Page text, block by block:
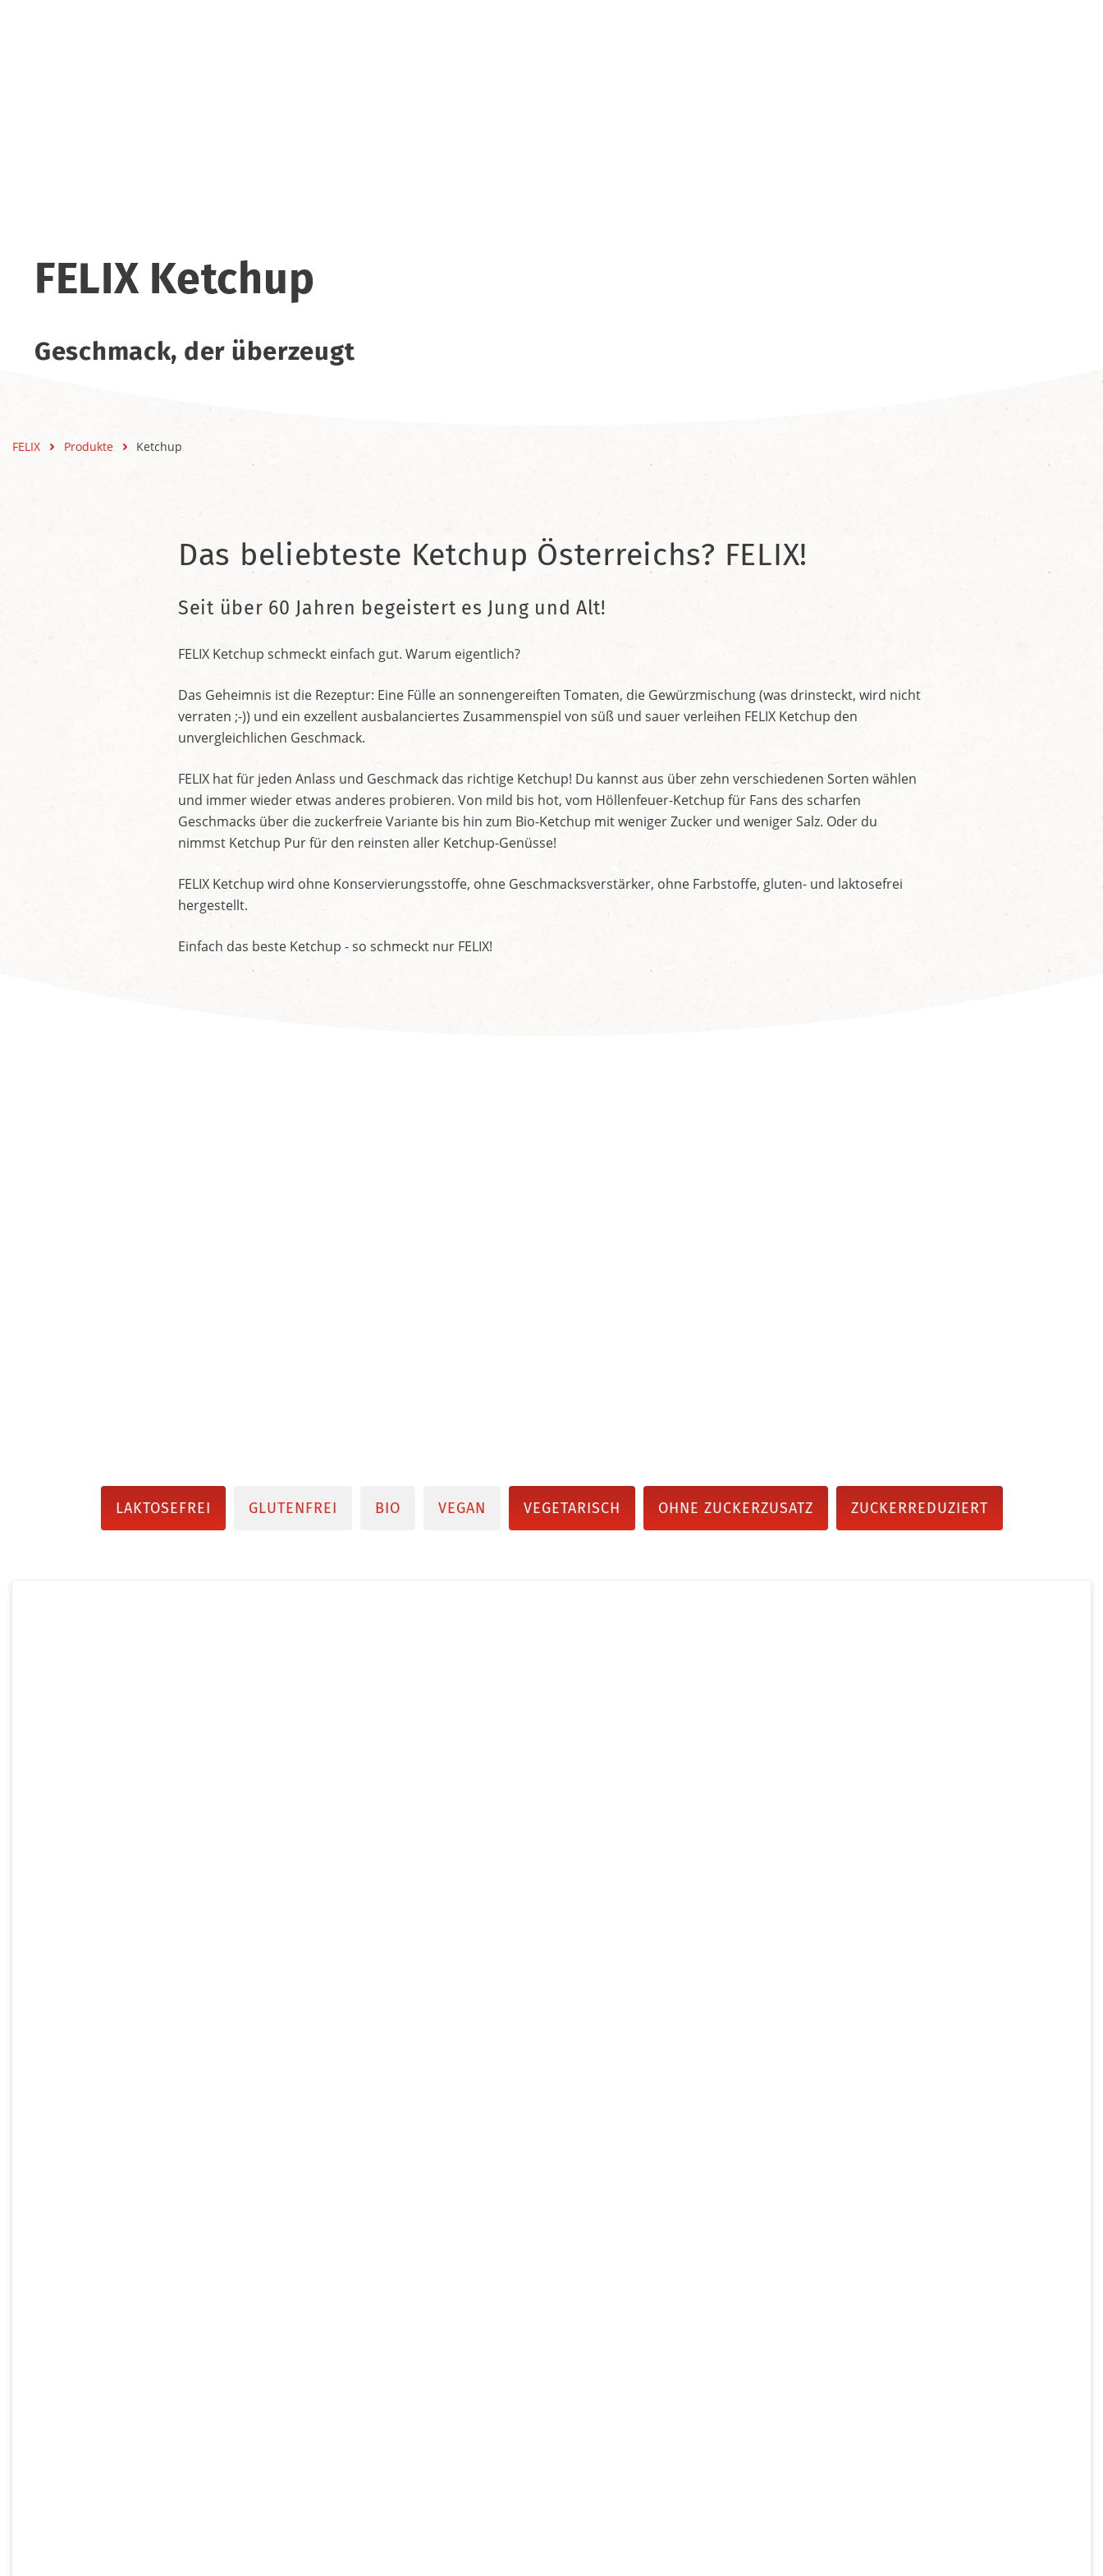
FELIX Ketchup
Geschmack, der überzeugt
FELIX Produkte Ketchup
Das beliebteste Ketchup Österreichs? FELIX!
Seit über 60 Jahren begeistert es Jung und Alt!
FELIX Ketchup schmeckt einfach gut. Warum eigentlich?
Das Geheimnis ist die Rezeptur: Eine Fülle an sonnengereiften Tomaten, die Gewürzmischung (was drinsteckt, wird nicht
verraten ;-)) und ein exzellent ausbalanciertes Zusammenspiel von süß und sauer verleihen FELIX Ketchup den
unvergleichlichen Geschmack.
FELIX hat für jeden Anlass und Geschmack das richtige Ketchup! Du kannst aus über zehn verschiedenen Sorten wählen
und immer wieder etwas anderes probieren. Von mild bis hot, vom Höllenfeuer-Ketchup für Fans des scharfen
Geschmacks über die zuckerfreie Variante bis hin zum Bio-Ketchup mit weniger Zucker und weniger Salz. Oder du
nimmst Ketchup Pur für den reinsten aller Ketchup-Genüsse!
FELIX Ketchup wird ohne Konservierungsstoffe, ohne Geschmacksverstärker, ohne Farbstoffe, gluten- und laktosefrei
hergestellt.
Einfach das beste Ketchup - so schmeckt nur FELIX!
LAKTOSEFREI GLUTENFREI BIO VEGAN VEGETARISCH OHNE ZUCKERZUSATZ ZUCKERREDUZIERT